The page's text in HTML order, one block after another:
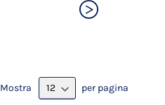
Mostra per pagina